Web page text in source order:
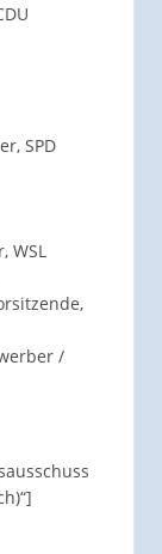
SPD
WSL
/